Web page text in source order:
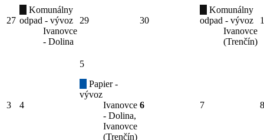
27
Komunálny
odpad - vývoz
Ivanovce
- Dolina
29 30
Komunálny
odpad - vývoz
Ivanovce
(Trenčín)
1
3 4
5
Papier -
vývoz
Ivanovce
- Dolina,
Ivanovce
(Trenčín)
6 7 8